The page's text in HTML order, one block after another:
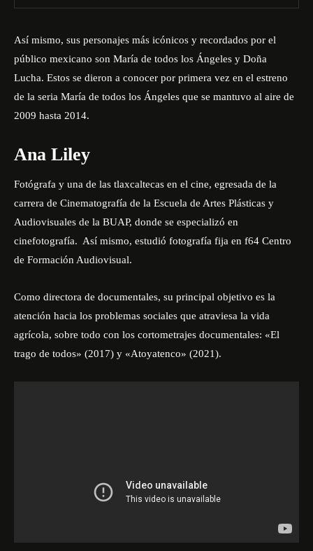
Así mismo, sus personajes más icónicos y recordados por el
público mexicano son María de todos los Ángeles y Doña
Lucha. Estos se dieron a conocer por primera vez en el estreno
de la seria María de todos los Ángeles que se mantuvo al aire de
2009 hasta 2014.
Ana Liley
Fotógrafa y una de las tlaxcaltecas en el cine, egresada de la
carrera de Cinematografía de la Escuela de Artes Plásticas y
Audiovisuales de la BUAP, donde se especializó en
cinefotografía. Así mismo, estudió fotografía fija en f64 Centro
de Formación Audiovisual.
Como directora de documentales, su principal objetivo es la
atención hacia los problemas sociales que atraviesa la vida
agrícola, sobre todo con los cortometrajes documentales: «El
trago de todos» (2017) y «Atoyatenco» (2021).